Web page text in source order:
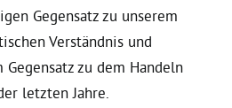
Gegensatz zu unserem
Verständnis und
zu dem Handeln
letzten Jahre.